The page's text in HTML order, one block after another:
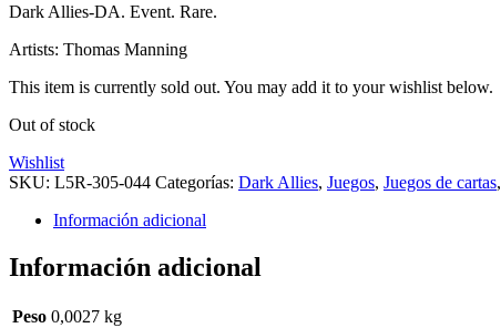
Dark Allies-DA. Event. Rare.
Artists: Thomas Manning
This item is currently sold out. You may add it to your wishlist below.
Out of stock
Wishlist
SKU: L5R-305-044 Categorías: Dark Allies, Juegos, Juegos de cartas,
Información adicional
Información adicional
Peso 0,0027 kg